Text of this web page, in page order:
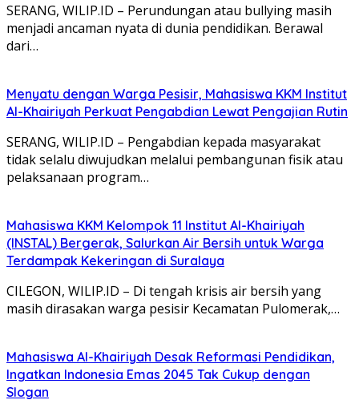
SERANG, WILIP.ID – Perundungan atau bullying masih
menjadi ancaman nyata di dunia pendidikan. Berawal
dari…
Menyatu dengan Warga Pesisir, Mahasiswa KKM Institut
Al-Khairiyah Perkuat Pengabdian Lewat Pengajian Rutin
SERANG, WILIP.ID – Pengabdian kepada masyarakat
tidak selalu diwujudkan melalui pembangunan fisik atau
pelaksanaan program…
Mahasiswa KKM Kelompok 11 Institut Al-Khairiyah
(INSTAL) Bergerak, Salurkan Air Bersih untuk Warga
Terdampak Kekeringan di Suralaya
CILEGON, WILIP.ID – Di tengah krisis air bersih yang
masih dirasakan warga pesisir Kecamatan Pulomerak,…
Mahasiswa Al-Khairiyah Desak Reformasi Pendidikan,
Ingatkan Indonesia Emas 2045 Tak Cukup dengan
Slogan